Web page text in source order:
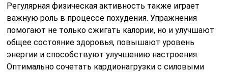
Регулярная физическая активность также играет
важную роль в процессе похудения. Упражнения
помогают не только сжигать калории, но и улучшают
общее состояние здоровья, повышают уровень
энергии и способствуют улучшению настроения.
Оптимально сочетать кардионагрузки с силовыми